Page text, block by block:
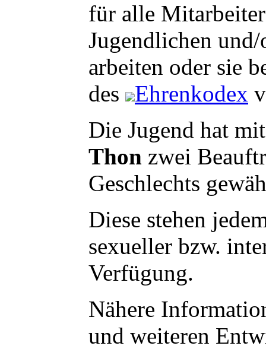
für alle
Jugendlichen
arbeiten oder sie
des
Ehrenkodex
Die Jugend hat
Thon zwei
Geschlechts
Diese stehen
sexueller bzw.
Verfügung.
Nähere
und weiteren